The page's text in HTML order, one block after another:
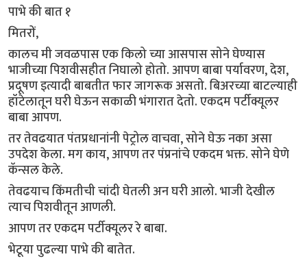
पाभे की बात १
मितरों,
कालच मी जवळपास एक किलो च्या आसपास सोने घेण्यास
भाजीच्या पिशवीसहीत निघालो​ होतो. आपण बाबा पर्यावरण, देश,
प्रदूषण इत्यादी बाबतीत फार जागरूक असतो. बिअरच्या बाटल्याही
हॉटेलातून घरी घेऊन सकाळी भंगारात देतो. एकदम पर्टीक्यूलर
बाबा आपण.
तर तेवढयात पंतप्रधानांनी पेट्रोल वाचवा, सोने घेऊ नका असा
उपदेश केला. मग काय, आपण तर पंप्रनांचे एकदम भक्त. सोने घेणे
कॅन्सल केले.
तेवढयाच किंमतीची चांदी घेतली अन घरी आलो. भाजी देखील
त्याच पिशवीतून आणली.
आपण तर एकदम पर्टीक्यूलर रे बाबा.
भेटूया पुढल्या पाभे की बातेत.